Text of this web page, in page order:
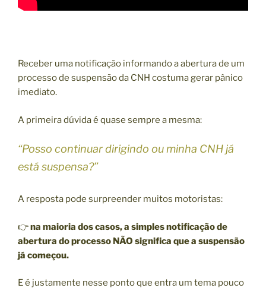
Receber uma notificação informando a abertura de um
processo de suspensão da CNH costuma gerar pânico
imediato.
A primeira dúvida é quase sempre a mesma:
“Posso continuar dirigindo ou minha CNH já
está suspensa?”
A resposta pode surpreender muitos motoristas:
👉na maioria dos casos, a simples notificação de
abertura do processo NÃO significa que a suspensão
já começou.
E é justamente nesse ponto que entra um tema pouco